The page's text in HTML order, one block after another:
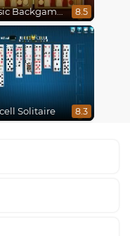
Classic Backgammon 8.5
Solitaire 8.3